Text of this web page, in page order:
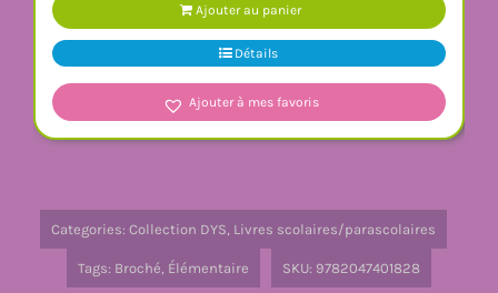
Ajouter au panier
Détails
Ajouter à mes favoris
Categories: Collection DYS, Livres scolaires/parascolaires
Tags: Broché, Élémentaire SKU: 9782047401828